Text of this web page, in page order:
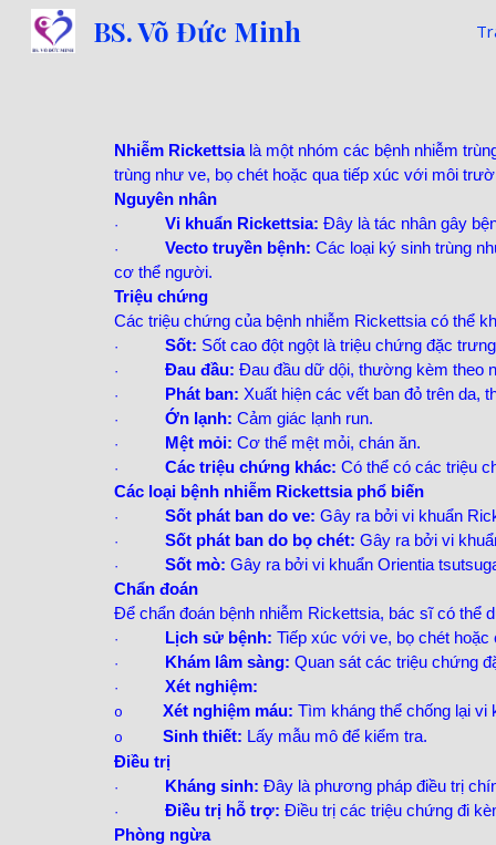
BS. Võ Đức Minh
Nhiễm Rickettsialà một nhóm các bệnh nhiễm
trùng như ve, bọ chét hoặc qua tiếp xúc với môi
Nguyên nhân
· Vi khuẩn Rickettsia: Đây là tác nhân gây
· Vecto truyền bệnh: Các loại ký sinh trùng
cơ thể người.
Triệu chứng
Các triệu chứng của bệnh nhiễm Rickettsia có thể
· Sốt: Sốt cao đột ngột là triệu chứng đặc
· Đau đầu: Đau đầu dữ dội, thường kèm theo
· Phát ban: Xuất hiện các vết ban đỏ trên da,
· Ớn lạnh: Cảm giác lạnh run.
· Mệt mỏi: Cơ thể mệt mỏi, chán ăn.
· Các triệu chứng khác: Có thể có các triệu
Các loại bệnh nhiễm Rickettsia phổ biến
· Sốt phát ban do ve: Gây ra bởi vi khuẩn
· Sốt phát ban do bọ chét: Gây ra bởi vi
· Sốt mò: Gây ra bởi vi khuẩn Orientia
Chẩn đoán
Để chẩn đoán bệnh nhiễm Rickettsia, bác sĩ có thể
· Lịch sử bệnh: Tiếp xúc với ve, bọ chét
· Khám lâm sàng: Quan sát các triệu chứng
· Xét nghiệm:
o Xét nghiệm máu: Tìm kháng thể chống lại vi
o Sinh thiết: Lấy mẫu mô để kiểm tra.
Điều trị
· Kháng sinh: Đây là phương pháp điều trị
· Điều trị hỗ trợ: Điều trị các triệu chứng đi
Phòng ngừa